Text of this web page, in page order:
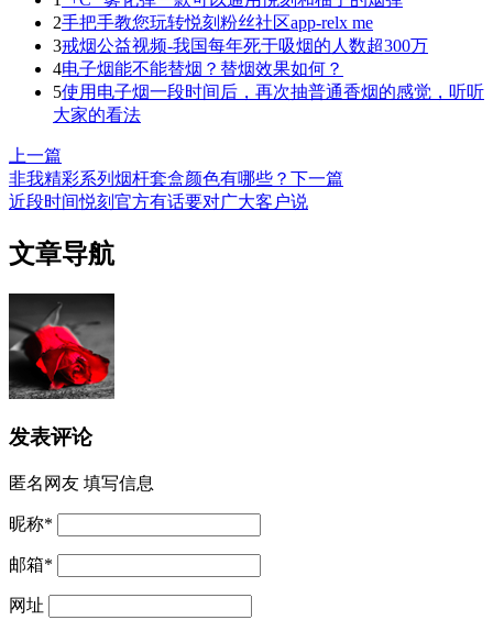
2手把手教您玩转悦刻粉丝社区app-relx me
3戒烟公益视频-我国每年死于吸烟的人数超300万
4电子烟能不能替烟？替烟效果如何？
5使用电子烟一段时间后，再次抽普通香烟的感觉，听听
大家的看法
上一篇
非我精彩系列烟杆套盒颜色有哪些？ 下一篇
近段时间悦刻官方有话要对广大客户说
文章导航
发表评论
匿名网友 填写信息
昵称*
邮箱*
网址